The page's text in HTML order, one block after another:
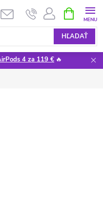
HĽADAŤ
KOŠÍK
4 za 119 € 🔥